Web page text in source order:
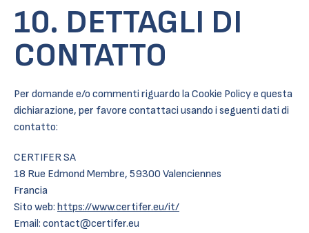
10. DETTAGLI DI
CONTATTO
Per domande e/o commenti riguardo la Cookie Policy e questa
dichiarazione, per favore contattaci usando i seguenti dati di
contatto:
CERTIFER SA
18 Rue Edmond Membre, 59300 Valenciennes
Francia
Sito web: https://www.certifer.eu/it/
Email: contact@certifer.eu